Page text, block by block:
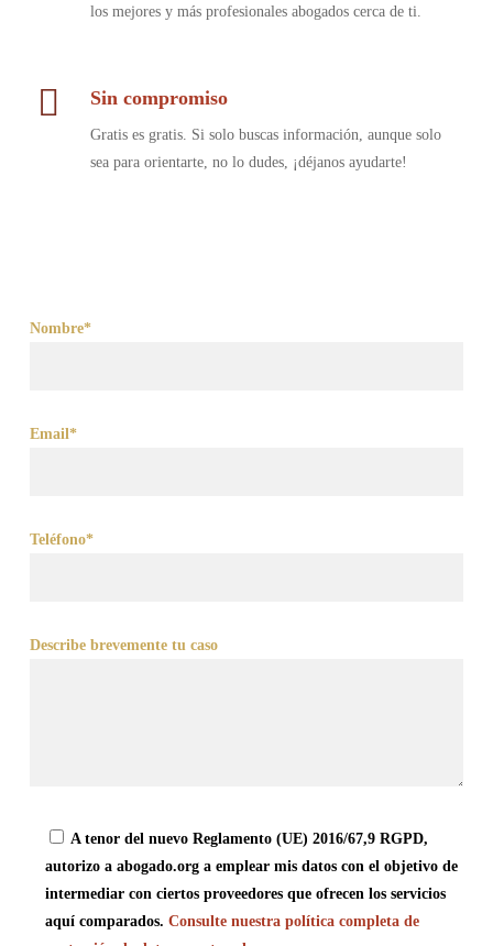
los mejores y más profesionales abogados cerca de ti.
Sin compromiso
Gratis es gratis. Si solo buscas información, aunque solo
sea para orientarte, no lo dudes, ¡déjanos ayudarte!
Nombre*
Email*
Teléfono*
Describe brevemente tu caso
A tenor del nuevo Reglamento (UE) 2016/67,9 RGPD,
autorizo a abogado.org a emplear mis datos con el objetivo de
intermediar con ciertos proveedores que ofrecen los servicios
aquí comparados. Consulte nuestra política completa de